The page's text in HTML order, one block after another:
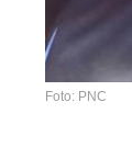
Foto: PNC